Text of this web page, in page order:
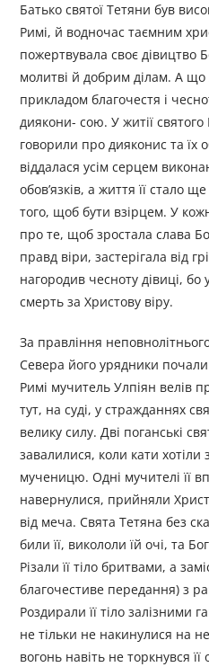
Батько святої Тетяни був
Римі, й водночас таємним
пожертвувала своє дівицтво
молитві й добрим ділам. А що
прикладом благочестя і
диякони- сою. У житії
говорили про дияконис та їх
віддалася усім серцем
обов’язків, а життя її стало
того, щоб бути взірцем. У
про те, щоб зростала слава
правд віри, застерігала від
нагородив чесноту дівиці, бо
смерть за Христову віру.
За правління
Севера його урядники
Римі мучитель Улпіян велів
тут, на суді, у стражданнях
велику силу. Дві поганські
завалилися, коли кати хотіли
мученицю. Одні мучителі її
навернулися, прийняли
від меча. Свята Тетяна без
били її, викололи їй очі, та
Різали її тіло бритвами, а
благочестиве передання) з
Роздирали її тіло залізними
не тільки не накинулися на
вогонь навіть не торкнувся